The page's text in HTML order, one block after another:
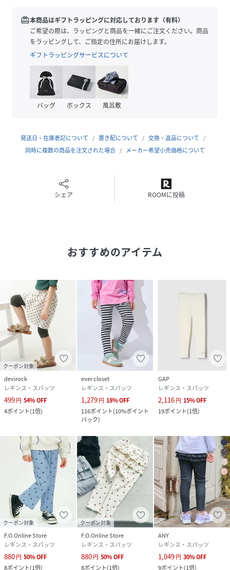
ピ-スと合わせたスタイルもおすすめです。
性別タイプ キッズ
ポリエステル65%、レーヨン30%、ポリウレタ
ン5%
(513140165-62-01 MR3313)
redeem本商品はギフトラッピングに対応しております（有料）
ご希望の際は、ラッピングと商品を一緒にご注文ください。商品
をラッピングして、ご指定の住所にお届けします。
ギフトラッピングサービスについて
バッグ ボックス 風呂敷
発送日・在庫表記について 置き配について
交換・返品について
同時に複数の商品を注文された場合
メーカー希望小売価格について
シェア ROOMに投稿
おすすめのアイテム
クーポン対象
devirock
レギンス・スパッツ
499円 54%OFF
4ポイント(1倍)
ever closet
レギンス・スパッツ
1,279円 18%OFF
116ポイント(10%ポイント
バック)
GAP
レギンス・スパッツ
2,116円 15%OFF
19ポイント(1倍)
クーポン対象
F.O.Online Store
レギンス・スパッツ
880円 50%OFF
8ポイント(1倍)
クーポン対象
F.O.Online Store
レギンス・スパッツ
880円 50%OFF
8ポイント(1倍)
ANY
レギンス・スパッツ
1,049円 30%OFF
9ポイント(1倍)